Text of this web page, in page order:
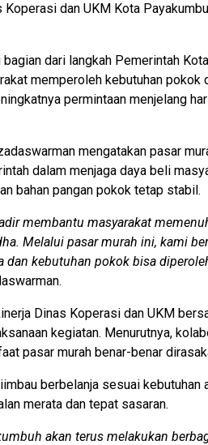
dan UKM Kota
dari langkah Pemerintah
memperoleh kebutuhan pokok
permintaan menjelang
mengatakan pasar
dalam menjaga daya beli
bahan pangan pokok tetap stabil.
membantu masyarakat
Melalui pasar murah ini, kami
dan kebutuhan pokok bisa
Dinas Koperasi dan UKM
kegiatan. Menurutnya,
pasar murah benar-benar
berbelanja sesuai kebutuhan
merata dan tepat sasaran.
akan terus melakukan